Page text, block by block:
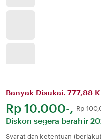
Banyak Disukai. 777,88
Harga:
Rp 10.000-, Normal:
Rp
Diskon segera berahir
Syarat dan ketentuan (berlaku)